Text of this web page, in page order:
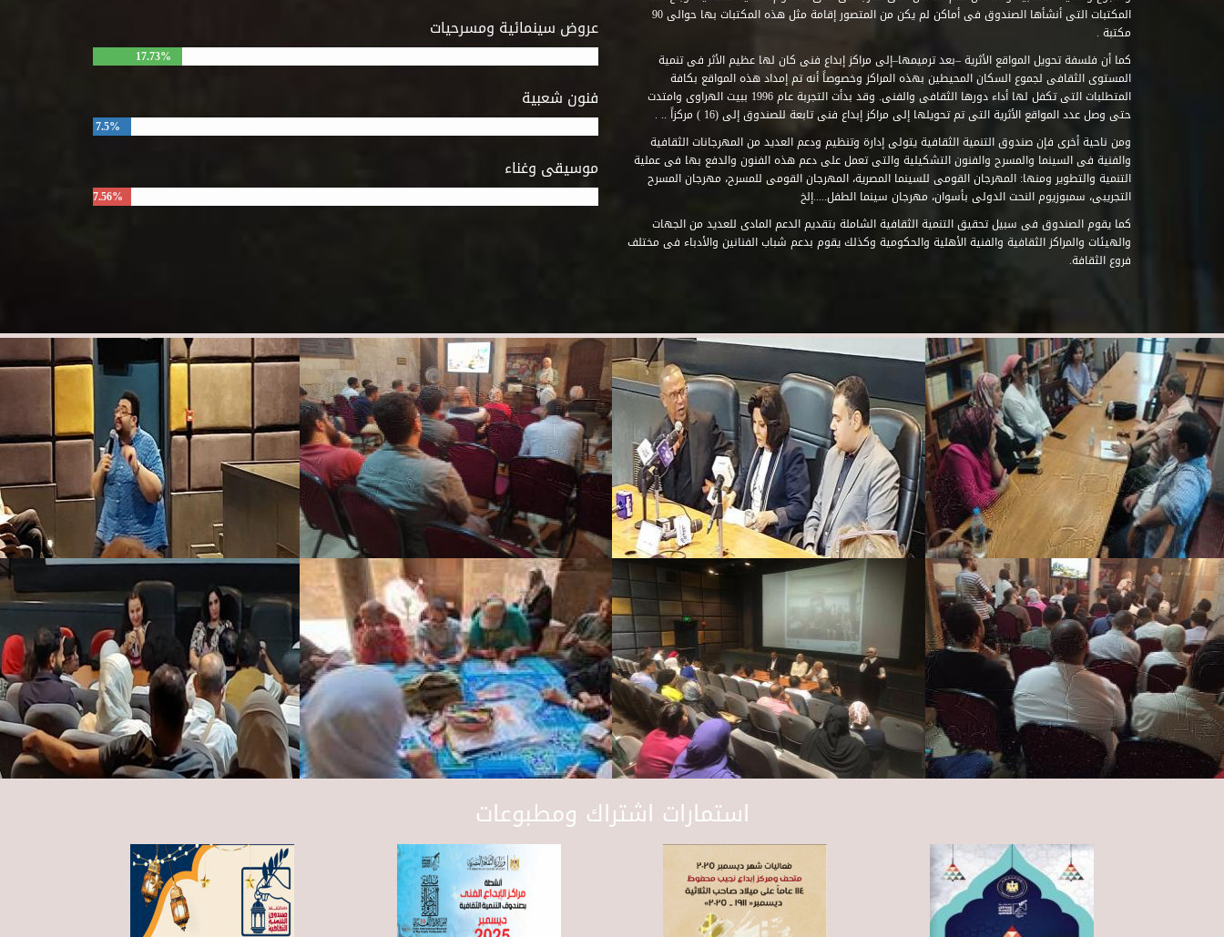
عروض سينمائية ومسرحيات
17.73%
فنون شعبية
7.5%
موسيقى وغناء
7.56%
المكتبات التى أنشأها الصندوق فى أماكن لم يكن من المتصور إقامة مثل هذه المكتبات بها حوالى 90
مكتبة .
كما أن فلسفة تحويل المواقع الأثرية –بعد ترميمها–إلى مراكز إبداع فنى كان لها عظيم الأثر فى تنمية
المستوى الثقافى لجموع السكان المحيطين بهذه المراكز وخصوصاً أنه تم إمداد هذه المواقع بكافة
المتطلبات التى تكفل لها أداء دورها الثقافى والفنى. وقد بدأت التجربة عام 1996 ببيت الهراوى وامتدت
حتى وصل عدد المواقع الأثرية التى تم تحويلها إلى مراكز إبداع فنى تابعة للصندوق إلى (16 ) مركزاً .. .
ومن ناحية أخرى فإن صندوق التنمية الثقافية يتولى إدارة وتنظيم ودعم العديد من المهرجانات الثقافية
والفنية فى السينما والمسرح والفنون التشكيلية والتى تعمل على دعم هذه الفنون والدفع بها فى عملية
التنمية والتطوير ومنها: المهرجان القومى للسينما المصرية، المهرجان القومى للمسرح، مهرجان المسرح
التجريبى، سمبوزيوم النحت الدولى بأسوان، مهرجان سينما الطفل.....إلخ
كما يقوم الصندوق فى سبيل تحقيق التنمية الثقافية الشاملة بتقديم الدعم المادى للعديد من الجهات
والهيئات والمراكز الثقافية والفنية الأهلية والحكومية وكذلك يقوم بدعم شباب الفنانين والأدباء فى مختلف
فروع الثقافة.
استمارات اشتراك ومطبوعات